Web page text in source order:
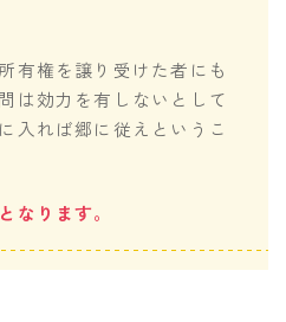
有権を譲り受けた者にも
は効力を有しないとして
入れば郷に従えというこ
なります。